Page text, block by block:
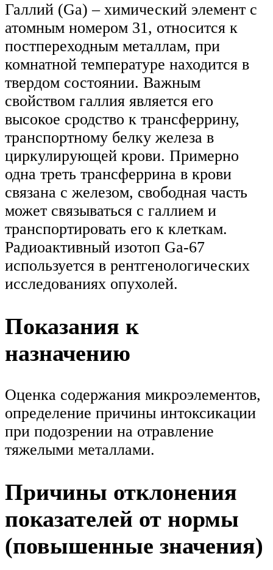
Галлий (Ga) – химический элемент с
атомным номером 31, относится к
постпереходным металлам, при
комнатной температуре находится в
твердом состоянии. Важным
свойством галлия является его
высокое сродство к трансферрину,
транспортному белку железа в
циркулирующей крови. Примерно
одна треть трансферрина в крови
связана с железом, свободная часть
может связываться с галлием и
транспортировать его к клеткам.
Радиоактивный изотоп Ga-67
используется в рентгенологических
исследованиях опухолей.
Показания к
назначению
Оценка содержания микроэлементов,
определение причины интоксикации
при подозрении на отравление
тяжелыми металлами.
Причины отклонения
показателей от нормы
(повышенные значения)